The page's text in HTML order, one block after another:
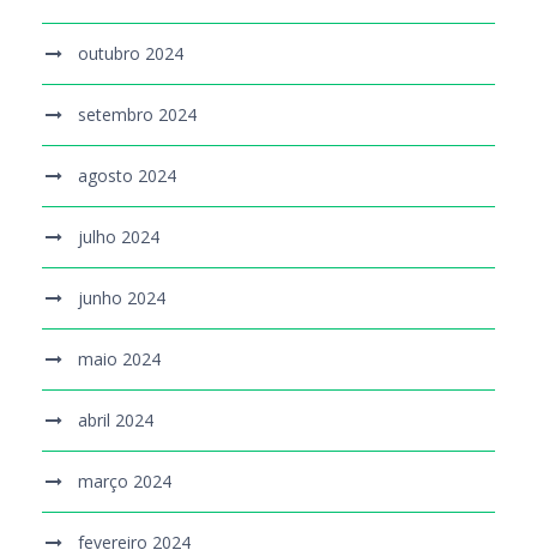
outubro 2024
setembro 2024
agosto 2024
julho 2024
junho 2024
maio 2024
abril 2024
março 2024
fevereiro 2024